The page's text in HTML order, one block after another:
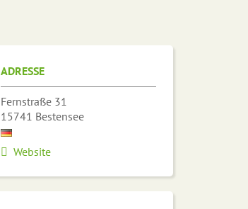
ADRESSE
Fernstraße 31
15741 Bestensee
Website